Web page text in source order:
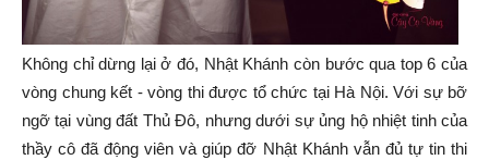
Không chỉ dừng lại ở đó, Nhật Khánh còn bước qua top 6 của
vòng chung kết - vòng thi được tổ chức tại Hà Nội. Với sự bỡ
ngỡ tại vùng đất Thủ Đô, nhưng dưới sự ủng hộ nhiệt tinh của
thầy cô đã động viên và giúp đỡ Nhật Khánh vẫn đủ tự tin thi